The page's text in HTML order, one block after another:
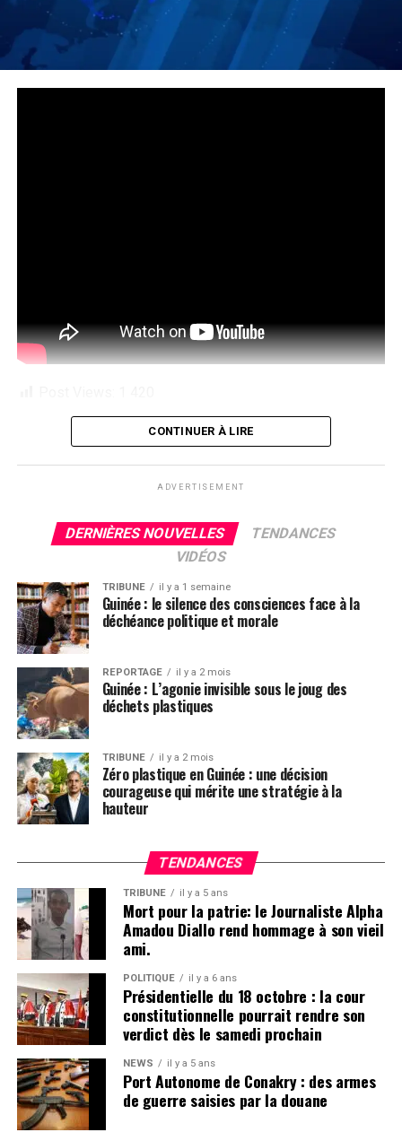
CONTINUER À LIRE
ADVERTISEMENT
DERNIÈRES NOUVELLES
TENDANCES
VIDÉOS
TRIBUNE il y a 1 semaine
Guinée : le silence des consciences face à la
déchéance politique et morale
REPORTAGE il y a 2 mois
Guinée : L’agonie invisible sous le joug des
déchets plastiques
TRIBUNE il y a 2 mois
Zéro plastique en Guinée : une décision
courageuse qui mérite une stratégie à la
hauteur
TENDANCES
TRIBUNE il y a 5 ans
Mort pour la patrie: le Journaliste Alpha
Amadou Diallo rend hommage à son vieil
ami.
POLITIQUE il y a 6 ans
Présidentielle du 18 octobre : la cour
constitutionnelle pourrait rendre son
verdict dès le samedi prochain
NEWS il y a 5 ans
Port Autonome de Conakry : des armes
de guerre saisies par la douane